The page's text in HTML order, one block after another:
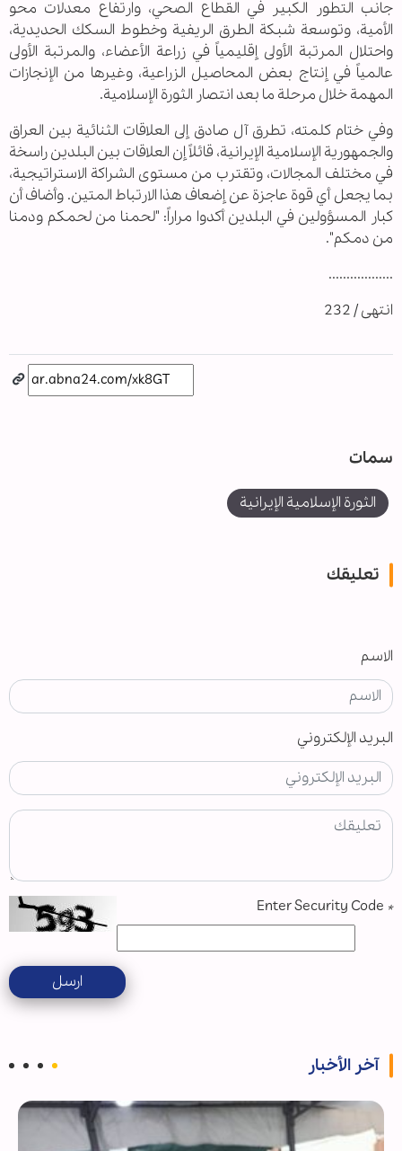
جانب التطور الكبير في القطاع الصحي، وارتفاع معدلات محو
الأمية، وتوسعة شبكة الطرق الريفية وخطوط السكك الحديدية،
واحتلال المرتبة الأولى إقليمياً في زراعة الأعضاء، والمرتبة الأولى
عالمياً في إنتاج بعض المحاصيل الزراعية، وغيرها من الإنجازات
المهمة خلال مرحلة ما بعد انتصار الثورة الإسلامية.
وفي ختام كلمته، تطرق آل صادق إلى العلاقات الثنائية بين العراق
والجمهورية الإسلامية الإيرانية، قائلاً إن العلاقات بين البلدين راسخة
في مختلف المجالات، وتقترب من مستوى الشراكة الاستراتيجية،
بما يجعل أي قوة عاجزة عن إضعاف هذا الارتباط المتين. وأضاف أن
كبار المسؤولين في البلدين أكدوا مراراً: "لحمنا من لحمكم ودمنا
من دمكم".
..................
انتهى / 232
سمات
الثورة الإسلامية الإيرانية
تعليقك
الاسم
البريد الإلكتروني
*
ارسل
آخر الأخبار